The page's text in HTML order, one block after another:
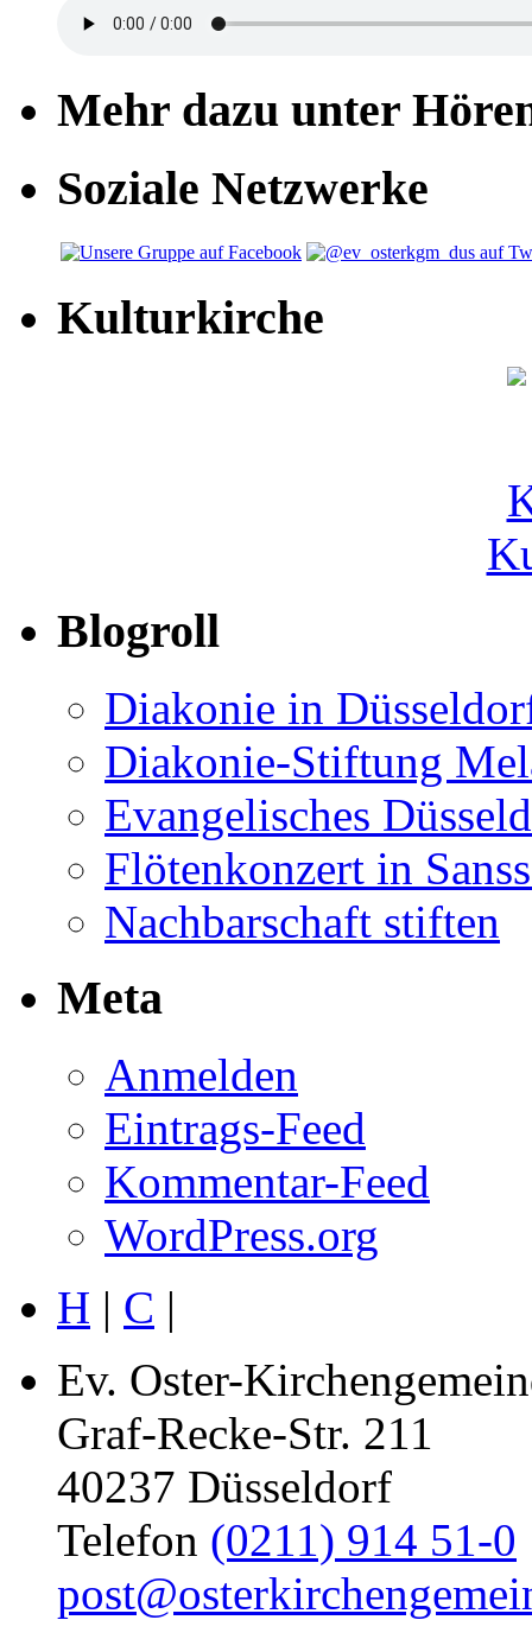
Mehr dazu unter
Soziale Netzwerke
Kulturkirche
Blogroll
Diakonie in
Diakonie-Stiftung
Evangelisches
Flötenkonzert in
Nachbarschaft stiften
Meta
Anmelden
Eintrags-Feed
Kommentar-Feed
WordPress.org
H | C |
Ev. Oster-
Graf-Recke-Str. 211
40237 Düsseldorf
Telefon (0211) 914 51-0